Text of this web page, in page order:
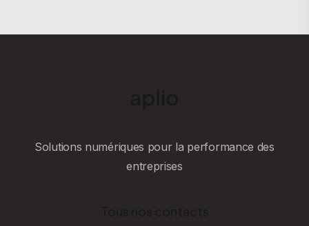
Solutions numériques pour la performance des
entreprises